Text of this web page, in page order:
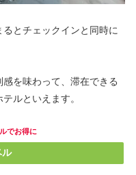
とチェックインと同時に
を味わって、滞在できる
ルといえます。
でお得に
ル